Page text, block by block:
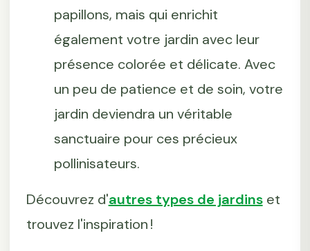
papillons, mais qui enrichit
également votre jardin avec leur
présence colorée et délicate. Avec
un peu de patience et de soin, votre
jardin deviendra un véritable
sanctuaire pour ces précieux
pollinisateurs.
Découvrez d'autres types de jardinset
trouvez l'inspiration !